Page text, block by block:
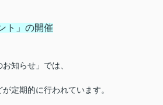
ト」の開催
お知らせ 」では、
定期的に行われています。